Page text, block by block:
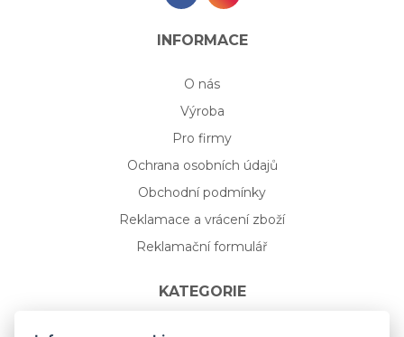
INFORMACE
O nás
Výroba
Pro firmy
Ochrana osobních údajů
Obchodní podmínky
Reklamace a vrácení zboží
Reklamační formulář
KATEGORIE